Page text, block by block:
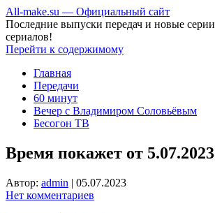
All-make.su — Официальный сайт
Последние выпуски передач и новые
сериалов!
Перейти к содержимому
Главная
Передачи
60 минут
Вечер с Владимиром Соловьёвым
Бесогон ТВ
Время покажет от 5.07.2023
Автор: admin | 05.07.2023
Нет комментариев